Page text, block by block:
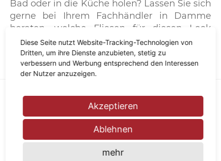
Bad oder in die Küche holen? Lassen Sie sich
gerne bei Ihrem Fachhändler in Damme
beraten, welche Fliesen für diesen Look
geeignet sind.
Diese Seite nutzt Website-Tracking-Technologien von
Dritten, um ihre Dienste anzubieten, stetig zu
verbessern und Werbung entsprechend den Interessen
der Nutzer anzuzeigen.
Akzeptieren
Ablehnen
mehr